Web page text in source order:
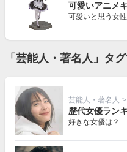
可愛いアニメ
可愛いと思う女
「芸能人・著名人」タ
芸能人・著名人 >
歴代女優ラン
好きな女優は？